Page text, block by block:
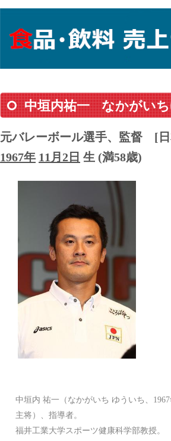
中垣内祐一 なかがい
元バレーボール選手、監督
[
1967年 11月2日 生 (満58歳)
中垣内 祐一（なかがいち ゆういち、
主将）、指導者。
福井工業大学スポーツ健康科学部教授。